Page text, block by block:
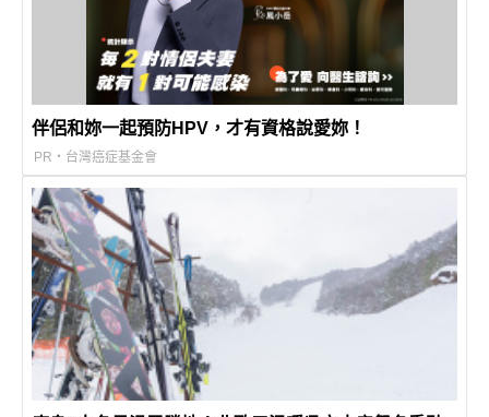
伴侶和妳一起預防HPV，才有資格說愛妳！
PR・台灣癌症基金會